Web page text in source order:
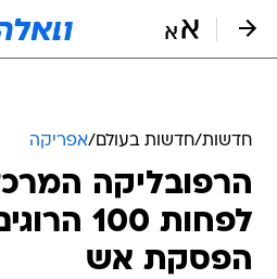
חדשות/חדשות בעולם/אפריקה
הרפובליקה
לפחות
הפסקת אש